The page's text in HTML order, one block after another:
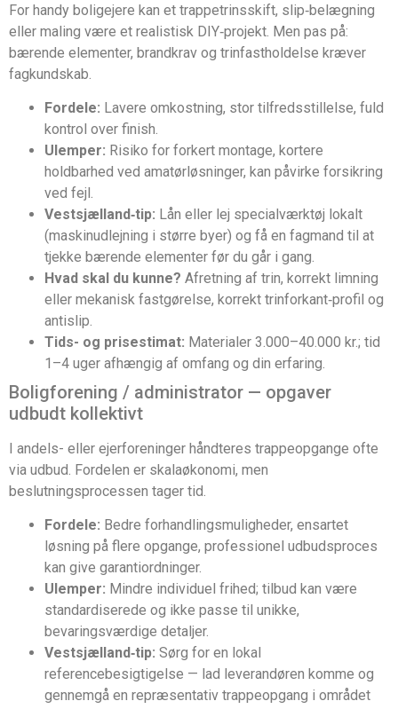
For handy boligejere kan et trappetrinsskift, slip‑belægning
eller maling være et realistisk DIY‑projekt. Men pas på:
bærende elementer, brandkrav og trinfastholdelse kræver
fagkundskab.
Fordele: Lavere omkostning, stor tilfredsstillelse, fuld
kontrol over finish.
Ulemper: Risiko for forkert montage, kortere
holdbarhed ved amatørløsninger, kan påvirke forsikring
ved fejl.
Vestsjælland‑tip: Lån eller lej specialværktøj lokalt
(maskinudlejning i større byer) og få en fagmand til at
tjekke bærende elementer før du går i gang.
Hvad skal du kunne? Afretning af trin, korrekt limning
eller mekanisk fastgørelse, korrekt trinforkant‑profil og
antislip.
Tids- og prisestimat: Materialer 3.000–40.000 kr.; tid
1–4 uger afhængig af omfang og din erfaring.
Boligforening / administrator — opgaver
udbudt kollektivt
I andels- eller ejerforeninger håndteres trappeopgange ofte
via udbud. Fordelen er skalaøkonomi, men
beslutningsprocessen tager tid.
Fordele: Bedre forhandlingsmuligheder, ensartet
løsning på flere opgange, professionel udbudsproces
kan give garantiordninger.
Ulemper: Mindre individuel frihed; tilbud kan være
standardiserede og ikke passe til unikke,
bevaringsværdige detaljer.
Vestsjælland‑tip: Sørg for en lokal
referencebesigtigelse — lad leverandøren komme og
gennemgå en repræsentativ trappeopgang i området